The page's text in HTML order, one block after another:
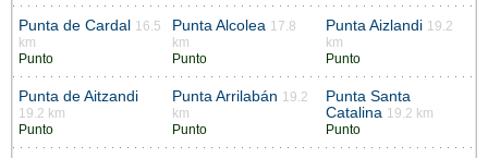
Punta de Cardal
16.5
km
Punto
Punta Alcolea 17.8
km
Punto
Punta Aizlandi 19.2
km
Punto
Punta de Aitzandi
19.2 km
Punto
Punta Arrilabán 19.2
km
Punto
Punta Santa
Catalina 19.2 km
Punto